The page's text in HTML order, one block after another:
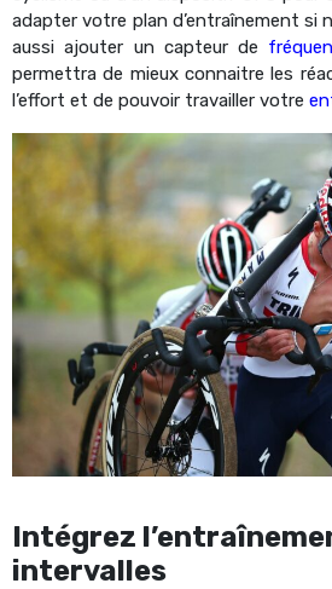
adapter votre plan d’entraînement si
aussi ajouter un capteur de
permettra de mieux connaitre les
l’effort et de pouvoir travailler votre
Intégrez
intervalles